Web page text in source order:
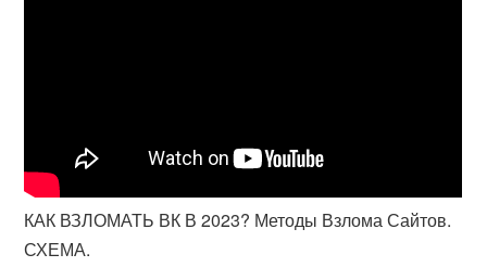
КАК ВЗЛОМАТЬ ВК В 2023? Методы Взлома Сайтов.
СХЕМА.